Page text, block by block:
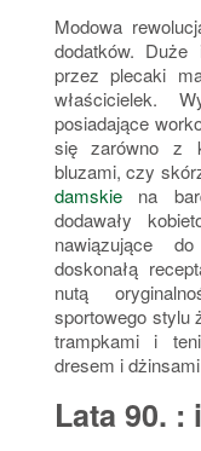
Modowa
dodatków. Duże
przez plecaki
właścicielek.
posiadające
się zarówno z
bluzami, czy
damskiena
dodawały
nawiązujące
doskonałą
nutą
sportowego stylu
trampkami i
dresem i
Lata 90.